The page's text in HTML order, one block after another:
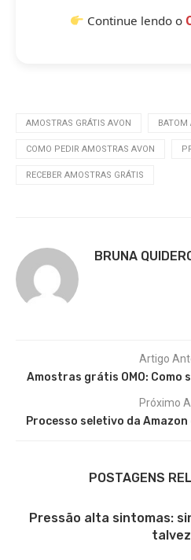
Continue lendo o
AMOSTRAS GRÁTIS AVON BATOM
COMO PEDIR AMOSTRAS AVON
RECEBER AMOSTRAS GRÁTIS
BRUNA
Artigo
Amostras grátis OMO: Como
Próximo
Processo seletivo da Amazon
POSTAGENS
Pressão alta sintomas: